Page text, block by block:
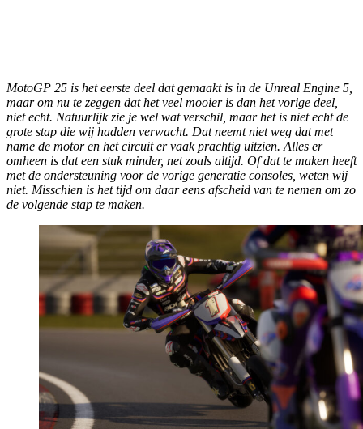
MotoGP 25 is het eerste deel dat gemaakt is in de Unreal Engine 5,
maar om nu te zeggen dat het veel mooier is dan het vorige deel,
niet echt. Natuurlijk zie je wel wat verschil, maar het is niet echt de
grote stap die wij hadden verwacht. Dat neemt niet weg dat met
name de motor en het circuit er vaak prachtig uitzien. Alles er
omheen is dat een stuk minder, net zoals altijd. Of dat te maken heeft
met de ondersteuning voor de vorige generatie consoles, weten wij
niet. Misschien is het tijd om daar eens afscheid van te nemen om zo
de volgende stap te maken.